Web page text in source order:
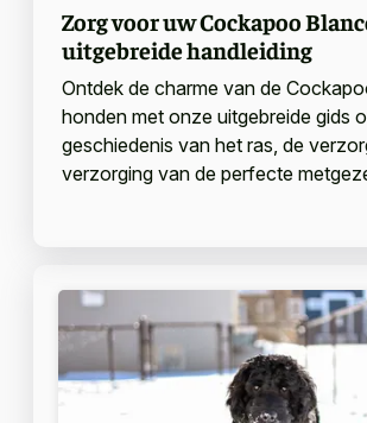
Zorg voor uw Cockapoo
uitgebreide handleiding
Ontdek de charme van de
honden met onze uitgebreide gids
geschiedenis van het ras, de
verzorging van de perfecte